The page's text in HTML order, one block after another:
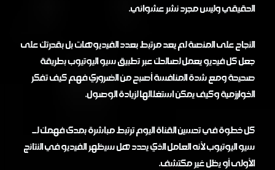
الحقيقي وليس مجرد نشر عشوائي.
النجاح على المنصة لم يعد مرتبط بعدد الفيديوهات بل بقدرتك على
جعل كل فيديو يعمل لصالحك عبر تطبيق سيو اليوتيوب بطريقة
صحيحة ومع شدة المنافسة أصبح من الضروري فهم كيف تفكر
الخوارزمية وكيف يمكن استغلالها لزيادة الوصول.
كل خطوة في تحسين القناة اليوم ترتبط مباشرة بمدى فهمك لـ
سيو اليوتيوب لأنه العامل الذي يحدد هل سيظهر الفيديو في النتائج
الأولى أو يظل غير مكتشف.